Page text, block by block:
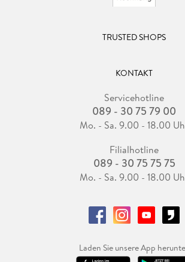
TRUSTED SHOPS
KONTAKT
Servicehotline
089 - 30 75 79 00
Mo. - Sa. 9.00 - 18.00
Filialhotline
089 - 30 75 75 75
Mo. - Sa. 9.00 - 18.00
Laden Sie unsere App